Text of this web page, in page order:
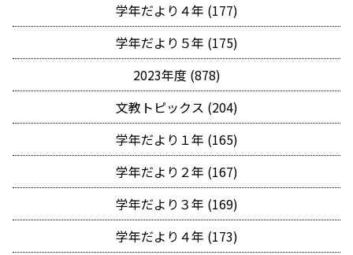
学年だより４年 (177)
学年だより５年 (175)
2023年度 (878)
文教トピックス (204)
学年だより１年 (165)
学年だより２年 (167)
学年だより３年 (169)
学年だより４年 (173)